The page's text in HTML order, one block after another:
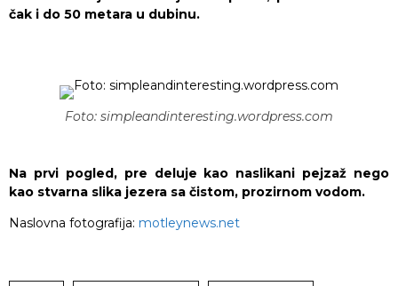
čak i do 50 metara u dubinu.
Foto: simpleandinteresting.wordpress.com
Na prvi pogled, pre deluje kao naslikani pejzaž nego
kao stvarna slika jezera sa čistom, prozirnom vodom.
Naslovna fotografija: motleynews.net